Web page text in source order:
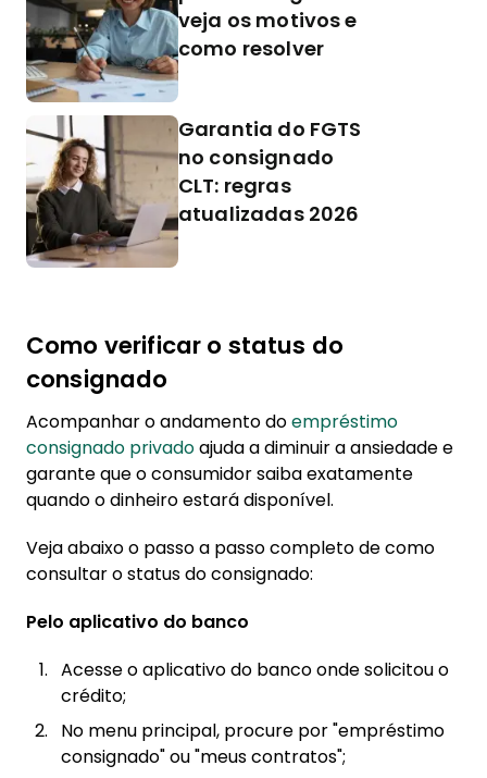
veja os motivos e
como resolver
Garantia do FGTS
no consignado
CLT: regras
atualizadas 2026
Como verificar o status do
consignado
Acompanhar o andamento doempréstimo
consignado privadoajuda a diminuir a ansiedade e
garante que o consumidor saiba exatamente
quando o dinheiro estará disponível.
Veja abaixo o passo a passo completo de como
consultar o status do consignado:
Pelo aplicativo do banco
Acesse o aplicativo do banco onde solicitou o
crédito;
No menu principal, procure por "empréstimo
consignado" ou "meus contratos";